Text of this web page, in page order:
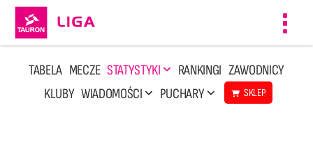
TABELA MECZE STATYSTYKI RANKINGI ZAWODNICY
KLUBY WIADOMOŚCI PUCHARY SKLEP